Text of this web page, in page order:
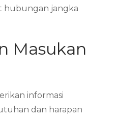
hubungan jangka
Masukan
informasi
dan harapan